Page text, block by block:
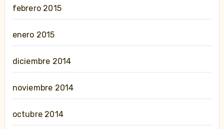
febrero 2015
enero 2015
diciembre 2014
noviembre 2014
octubre 2014